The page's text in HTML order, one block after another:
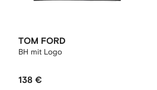
TOM FORD
BH mit Logo
138 €